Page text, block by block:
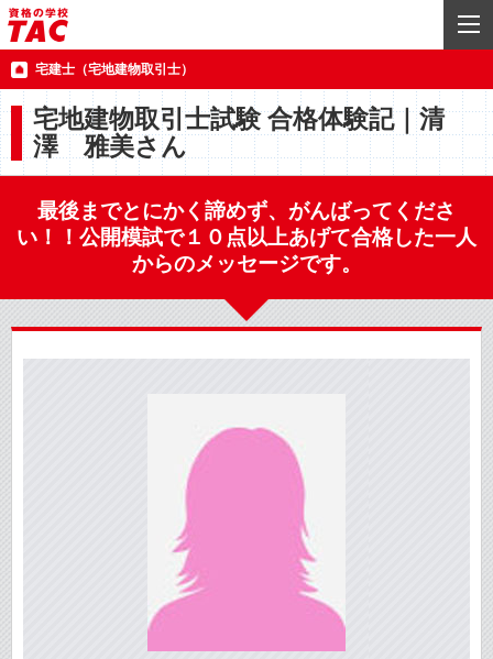
宅建士（宅地建物取引士）
宅地建物取引士試験 合格体験記｜清
澤 雅美さん
最後までとにかく諦めず、がんばってくださ
い！！公開模試で１０点以上あげて合格した一人
からのメッセージです。